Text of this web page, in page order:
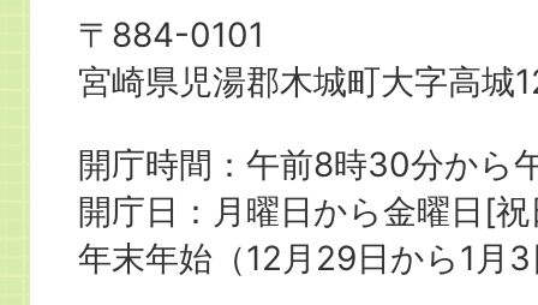
県
木
町
役
場
〒884-0101
宮崎県児湯郡木城町大字高城
開庁時間：午前8時30分から
開庁日：月曜日から金曜日[
年末年始（12月29日から1月